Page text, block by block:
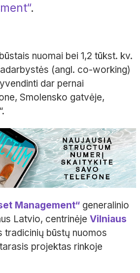
.
nuomai bei 1,2 tūkst. kv.
(angl. co-working)
dar pernai
Smolensko gatvėje,
Management“ generalinio
Latvio, centrinėje Vilniaus
tradicinių būstų nuomos
projektas rinkoje